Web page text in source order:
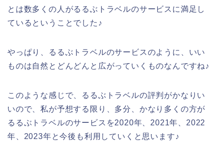
とは数多くの人がるるぶトラベルのサービスに満足し
ているということでした♪
やっぱり、るるぶトラベルのサービスのように、いい
ものは自然とどんどんと広がっていくものなんですね♪
このような感じで、るるぶトラベルの評判がかなりい
いので、私が予想する限り、多分、かなり多くの方が
るるぶトラベルのサービスを2020年、2021年、2022
年、2023年と今後も利用していくと思います♪